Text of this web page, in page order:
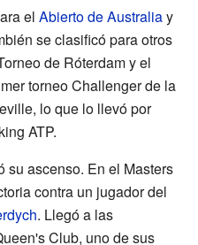
el Abierto de Australiay
se clasificó para otros
de Róterdam y el
torneo Challenger de la
lo que lo llevó por
ATP.
su ascenso. En el Masters
contra un jugador del
. Llegó a las
Club, uno de sus